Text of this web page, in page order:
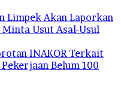
Limpek Akan Laporkan
Minta Usut Asal-Usul
INAKOR Terkait
Pekerjaan Belum 100